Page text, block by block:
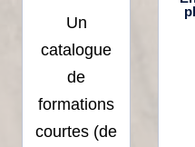
Un
catalogue
de
formations
courtes (de